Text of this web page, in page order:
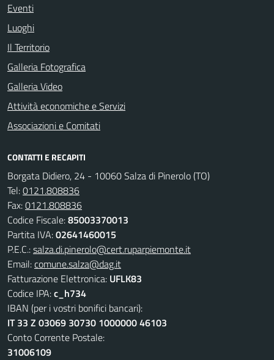
Eventi
Luoghi
Il Territorio
Galleria Fotografica
Galleria Video
Attività economiche e Servizi
Associazioni e Comitati
CONTATTI E RECAPITI
Borgata Didiero, 24 - 10060 Salza di Pinerolo (TO)
Tel:0121.808836
Fax:0121.808836
Codice Fiscale:85003370013
Partita IVA:02641460015
P.E.C.:salza.di.pinerolo@cert.ruparpiemonte.it
Email:comune.salza@dag.it
Fatturazione Elettronica: UFLK83
Codice IPA:c_h734
IBAN (per i vostri bonifici bancari):
IT 33 Z 03069 30730 1000000 46103
Conto Corrente Postale:
31006109